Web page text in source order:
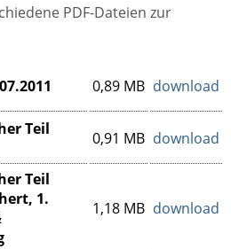
PDF-Dateien zur
0,89 MB download
Teil
0,91 MB download
Teil
1.
1,18 MB download